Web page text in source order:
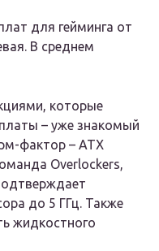
для гейминга от
В среднем
которые
– уже знакомый
фактор – ATX
Overlockers,
до 5 ГГц. Также
жидкостного